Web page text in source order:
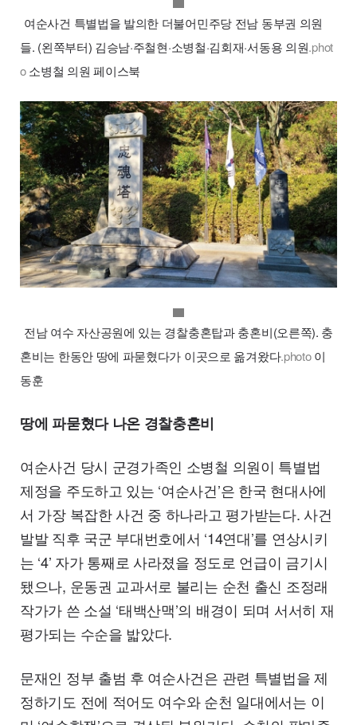
여순사건 특별법을 발의한 더불어민주당 전남 동부권 의원
들. (왼쪽부터) 김승남·주철현·소병철·김회재·서동용 의원.phot
o소병철 의원 페이스북
전남 여수 자산공원에 있는 경찰충혼탑과 충혼비(오른쪽). 충
혼비는 한동안 땅에 파묻혔다가 이곳으로 옮겨왔다.photo이
동훈
땅에 파묻혔다 나온 경찰충혼비
여순사건 당시 군경가족인 소병철 의원이 특별법
제정을 주도하고 있는 ‘여순사건’은 한국 현대사에
서 가장 복잡한 사건 중 하나라고 평가받는다. 사건
발발 직후 국군 부대번호에서 ‘14연대’를 연상시키
는 ‘4’ 자가 통째로 사라졌을 정도로 언급이 금기시
됐으나, 운동권 교과서로 불리는 순천 출신 조정래
작가가 쓴 소설 ‘태백산맥’의 배경이 되며 서서히 재
평가되는 수순을 밟았다.
문재인 정부 출범 후 여순사건은 관련 특별법을 제
정하기도 전에 적어도 여수와 순천 일대에서는 이